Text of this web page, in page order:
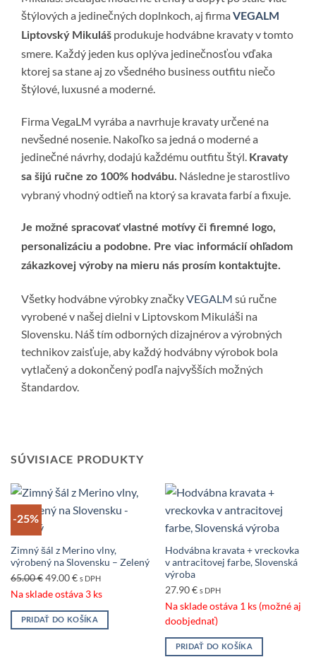
štýlových a jedinečných doplnkoch, aj firma VEGALM
Liptovský Mikuláš produkuje hodvábne kravaty v tomto
smere. Každý jeden kus oplýva jedinečnosťou vďaka
ktorej sa stane aj zo všedného business outfitu niečo
štýlové, luxusné a moderné.
Firma VegaLM vyrába a navrhuje kravaty určené na
nevšedné nosenie. Nakoľko sa jedná o moderné a
jedinečné návrhy, dodajú každému outfitu štýl. Kravaty
sa šijú ručne zo 100% hodvábu. Následne je starostlivo
vybraný vhodný odtieň na ktorý sa kravata farbí a fixuje.
Je možné spracovať vlastné motívy či firemné logo,
personalizáciu a podobne. Pre viac informácií ohľadom
zákazkovej výroby na mieru nás prosím kontaktujte.
Všetky hodvábne výrobky značkyVEGALM sú ručne
vyrobené v našej dielni v Liptovskom Mikuláši na
Slovensku. Náš tím odborných dizajnérov a výrobných
technikov zaisťuje, aby každý hodvábny výrobok bola
vytlačený a dokončený podľa najvyšších možných
štandardov.
SÚVISIACE PRODUKTY
-25%
Zimný šál z Merino vlny,
výrobený na Slovensku – Zelený
65.00€ Pôvodná
cena
65.00 €.
49.00€Aktuálna
cena
49.00 €.
s DPH
Na sklade ostáva 3 ks
PRIDAŤ DO KOŠÍKA
Hodvábna kravata + vreckovka
v antracitovej farbe, Slovenská
výroba
27.90€ s DPH
Na sklade ostáva 1 ks (možné aj
doobjednať)
PRIDAŤ DO KOŠÍKA